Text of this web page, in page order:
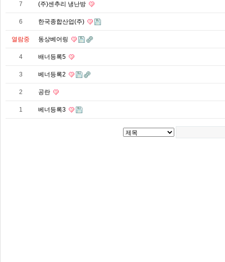
7 (주)센추리 냉난방
6 한국종합산업(주)
열람중 동상베어링
4 배너등록5
3 베너등록2
2 공란
1 베너등록3